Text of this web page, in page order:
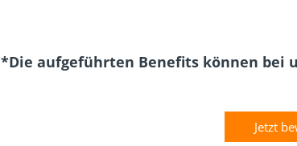
*Die aufgeführten Benefits können bei
Jetzt